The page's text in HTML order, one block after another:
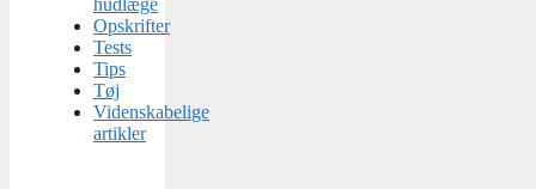
hudlæge
Opskrifter
Tests
Tips
Tøj
Videnskabelige
artikler